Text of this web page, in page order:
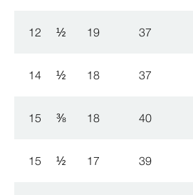
12 ½ 19 37
14 ½ 18 37
15 ⅜ 18 40
15 ½ 17 39